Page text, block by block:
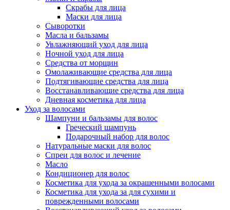
Скрабы для лица
Маски для лица
Сыворотки
Масла и бальзамы
Увлажняющий уход для лица
Ночной уход для лица
Средства от морщин
Омолаживающие средства для лица
Подтягивающие средства для лица
Восстанавливающие средства для лица
Дневная косметика для лица
Уход за волосами
Шампуни и бальзамы для волос
Греческий шампунь
Подарочный набор для волос
Натуральные маски для волос
Спреи для волос и лечение
Масло
Кондиционер для волос
Косметика для ухода за окрашенными волосами
Косметика для ухода за для сухими и
поврежденными волосами